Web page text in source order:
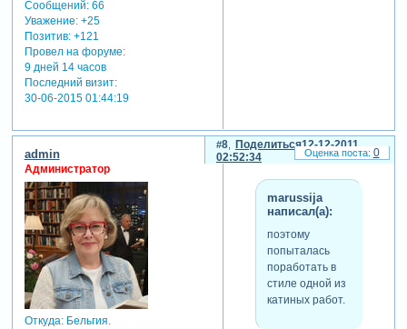
Сообщений:66
Уважение: +25
Позитив: +121
Провел на форуме:
9 дней 14 часов
Последний визит:
30-06-2015 01:44:19
Поделиться
8
12-12-2011
02:52:34
admin
Администратор
Откуда:Бельгия.
marussija
написал(а):
поэтому
попыталась
поработать в
стиле одной из
катиных работ.
0